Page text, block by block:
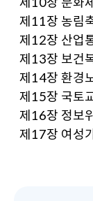
제11장 농림
제12장 산업
제13장 보건
제14장 환경
제15장 국토
제16장 정보
제17장 여성